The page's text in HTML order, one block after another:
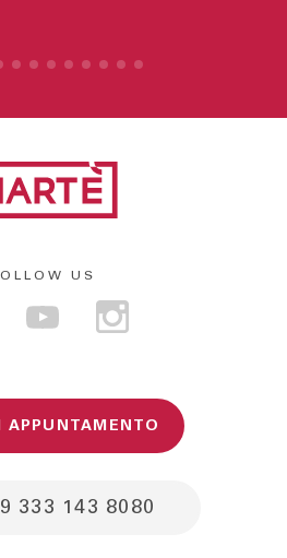
US
APPUNTAMENTO
333 143 8080